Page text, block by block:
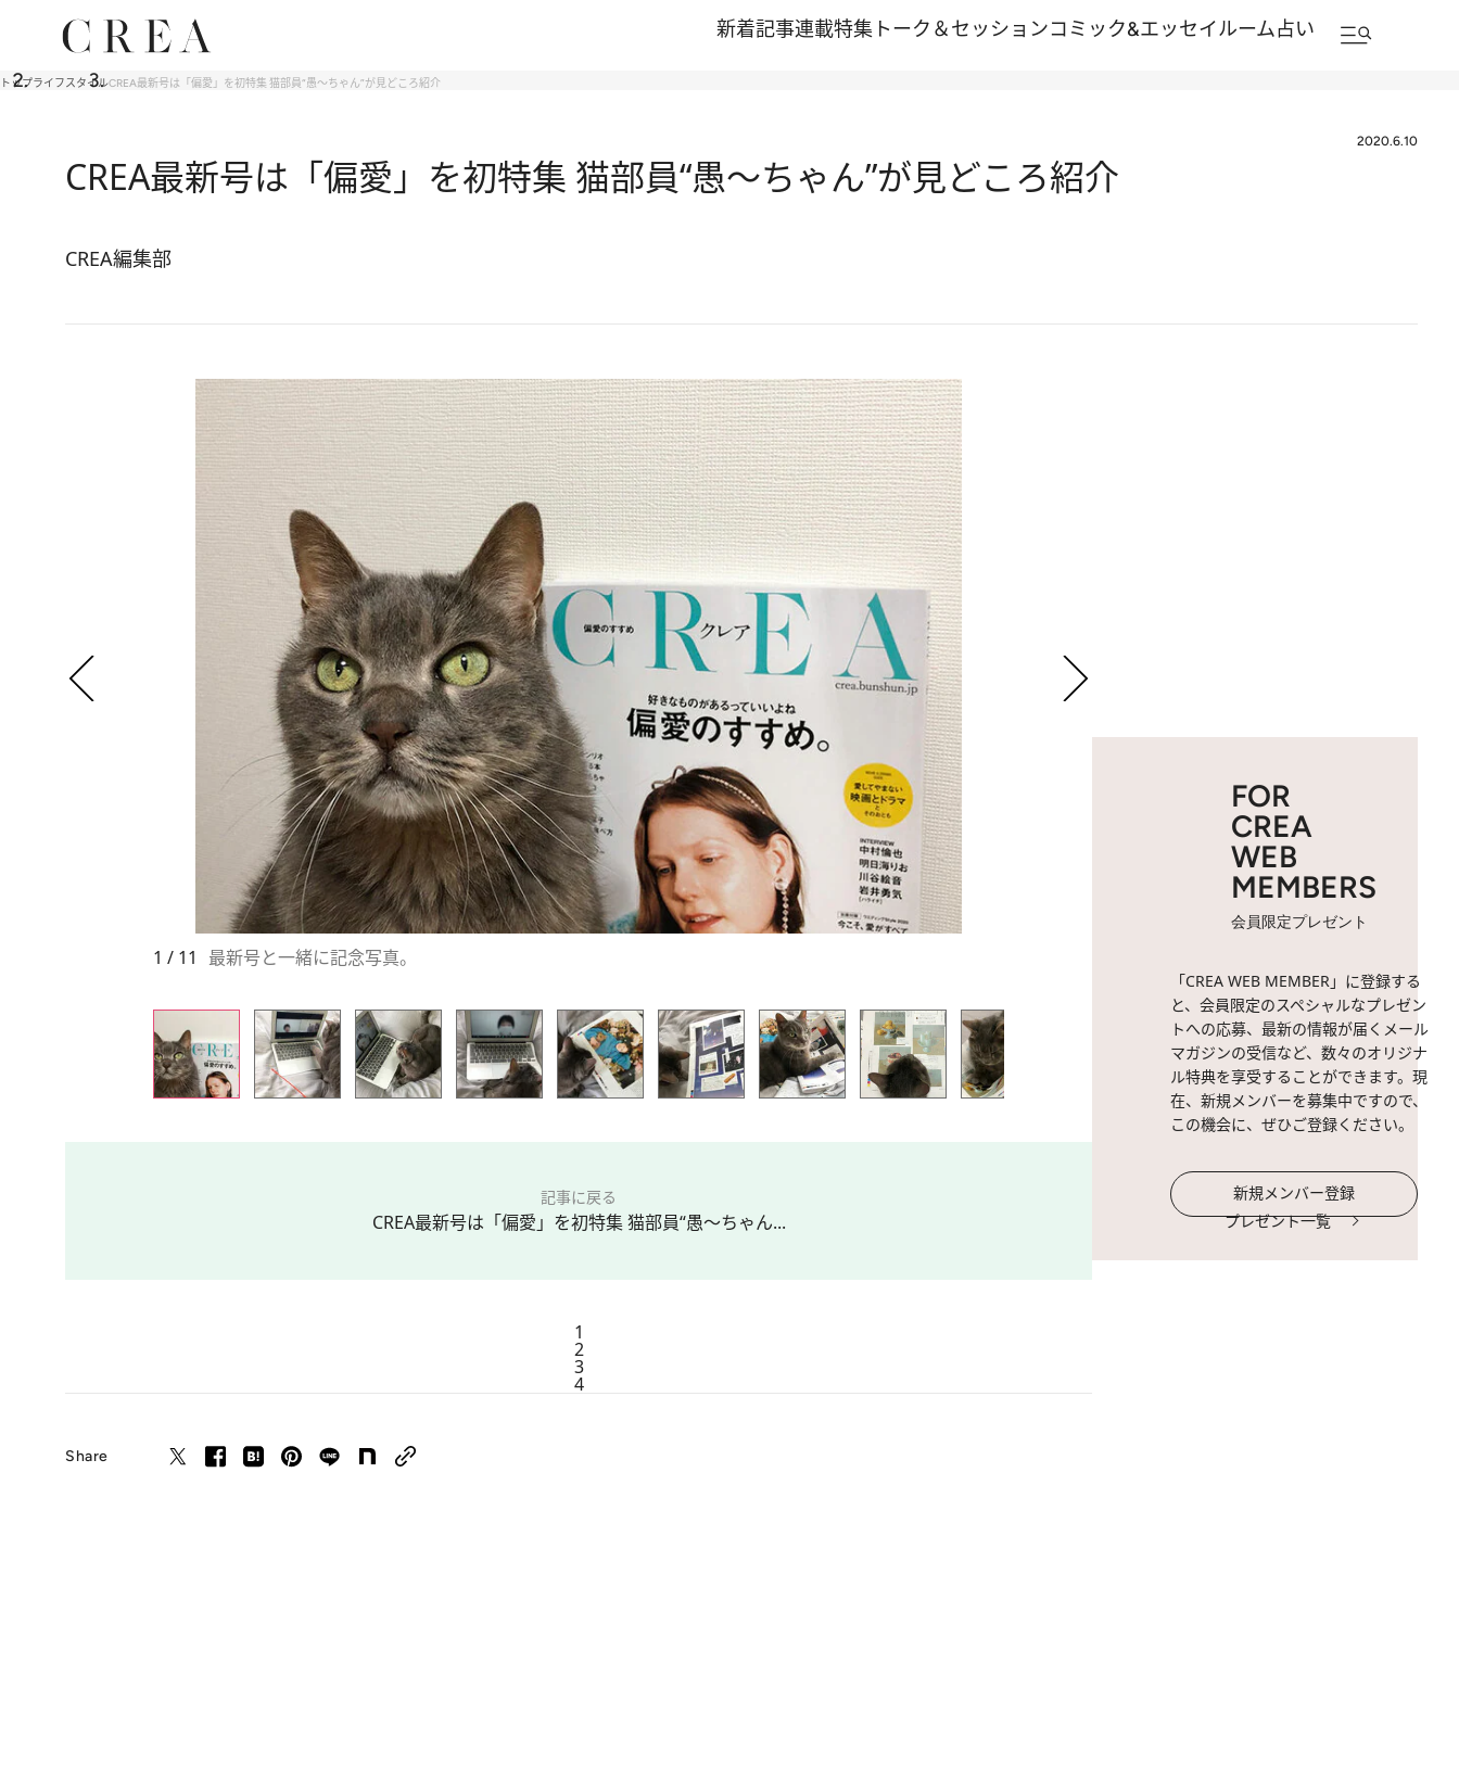
新着記事連載特集 トーク＆セッションコミック&エッセイルーム占い
トップライフスタイルCREA最新号は「偏愛」を初特集 猫部員“愚～ちゃん”が見どころ紹介
2020.6.10
CREA最新号は「偏愛」を初特集 猫部員“愚～ちゃん”が見どころ紹介
CREA編集部
1 / 11 最新号と一緒に記念写真。
記事に戻る
CREA最新号は「偏愛」を初特集 猫部員“愚～ちゃん...
1
2
3
4
Share
FOR
CREA
WEB
MEMBERS
会員限定プレゼント
「CREA WEB MEMBER」に登録する
と、会員限定のスペシャルなプレゼン
トへの応募、最新の情報が届くメール
マガジンの受信など、数々のオリジナ
ル特典を享受することができます。現
在、新規メンバーを募集中ですので、
この機会に、ぜひご登録ください。
新規メンバー登録
プレゼント一覧